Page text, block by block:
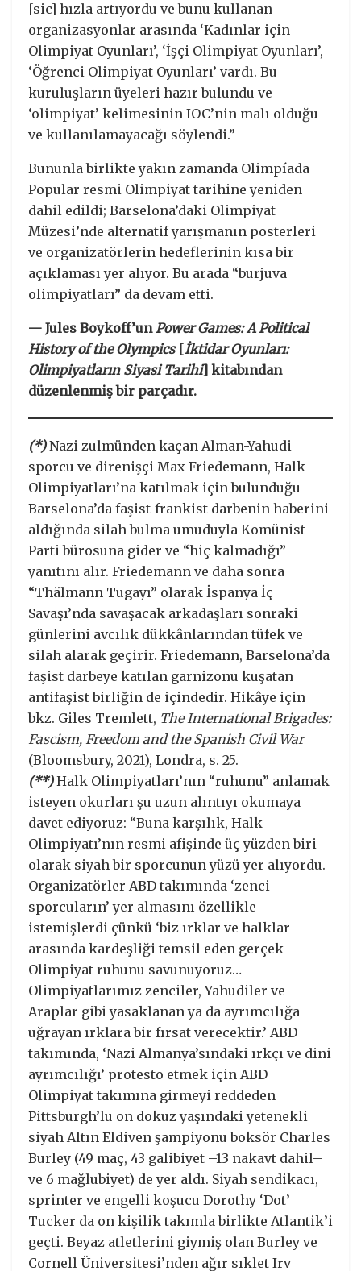
[sic] hızla artıyordu ve bunu kullanan
organizasyonlar arasında ‘Kadınlar için
Olimpiyat Oyunları’, ‘İşçi Olimpiyat Oyunları’,
‘Öğrenci Olimpiyat Oyunları’ vardı. Bu
kuruluşların üyeleri hazır bulundu ve
‘olimpiyat’ kelimesinin IOC’nin malı olduğu
ve kullanılamayacağı söylendi.”
Bununla birlikte yakın zamanda Olimpíada
Popular resmi Olimpiyat tarihine yeniden
dahil edildi; Barselona’daki Olimpiyat
Müzesi’nde alternatif yarışmanın posterleri
ve organizatörlerin hedeflerinin kısa bir
açıklaması yer alıyor. Bu arada “burjuva
olimpiyatları” da devam etti.
— Jules Boykoff’unPower Games: A Political
History of the Olympics[İktidar Oyunları:
Olimpiyatların Siyasi Tarihi] kitabından
düzenlenmiş bir parçadır.
(*)Nazi zulmünden kaçan Alman-Yahudi
sporcu ve direnişçi Max Friedemann, Halk
Olimpiyatları’na katılmak için bulunduğu
Barselona’da faşist-frankist darbenin haberini
aldığında silah bulma umuduyla Komünist
Parti bürosuna gider ve “hiç kalmadığı”
yanıtını alır. Friedemann ve daha sonra
“Thälmann Tugayı” olarak İspanya İç
Savaşı’nda savaşacak arkadaşları sonraki
günlerini avcılık dükkânlarından tüfek ve
silah alarak geçirir. Friedemann, Barselona’da
faşist darbeye katılan garnizonu kuşatan
antifaşist birliğin de içindedir. Hikâye için
bkz. Giles Tremlett, The International Brigades:
Fascism, Freedom and the Spanish Civil War
(Bloomsbury, 2021), Londra, s. 25.
(**)Halk Olimpiyatları’nın “ruhunu” anlamak
isteyen okurları şu uzun alıntıyı okumaya
davet ediyoruz: “Buna karşılık, Halk
Olimpiyatı’nın resmi afişinde üç yüzden biri
olarak siyah bir sporcunun yüzü yer alıyordu.
Organizatörler ABD takımında ‘zenci
sporcuların’ yer almasını özellikle
istemişlerdi çünkü ‘biz ırklar ve halklar
arasında kardeşliği temsil eden gerçek
Olimpiyat ruhunu savunuyoruz…
Olimpiyatlarımız zenciler, Yahudiler ve
Araplar gibi yasaklanan ya da ayrımcılığa
uğrayan ırklara bir fırsat verecektir.’ ABD
takımında, ‘Nazi Almanya’sındaki ırkçı ve dini
ayrımcılığı’ protesto etmek için ABD
Olimpiyat takımına girmeyi reddeden
Pittsburgh’lu on dokuz yaşındaki yetenekli
siyah Altın Eldiven şampiyonu boksör Charles
Burley (49 maç, 43 galibiyet –13 nakavt dahil–
ve 6 mağlubiyet) de yer aldı. Siyah sendikacı,
sprinter ve engelli koşucu Dorothy ‘Dot’
Tucker da on kişilik takımla birlikte Atlantik’i
geçti. Beyaz atletlerini giymiş olan Burley ve
Cornell Üniversitesi’nden ağır sıklet Irv